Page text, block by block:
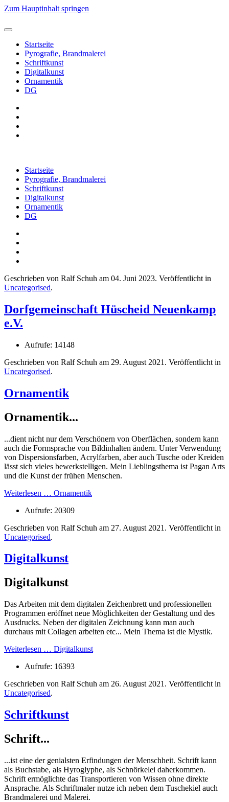
Zum Hauptinhalt springen
Startseite
Pyrografie, Brandmalerei
Schriftkunst
Digitalkunst
Ornamentik
DG
Startseite
Pyrografie, Brandmalerei
Schriftkunst
Digitalkunst
Ornamentik
DG
Geschrieben von Ralf Schuh am 04. Juni 2023. Veröffentlicht in
Uncategorised.
Dorfgemeinschaft Hüscheid Neuenkamp
e.V.
Aufrufe: 14148
Geschrieben von Ralf Schuh am 29. August 2021 . Veröffentlicht in
Uncategorised.
Ornamentik
Ornamentik...
...dient nicht nur dem Verschönern von Oberflächen, sondern kann
auch die Formsprache von Bildinhalten ändern. Unter Verwendung
von Dispersionsfarben, Acrylfarben, aber auch Tusche oder Kreiden
lässt sich vieles bewerkstelligen. Mein Lieblingsthema ist Pagan Arts
und die Kunst der frühen Menschen.
Weiterlesen … Ornamentik
Aufrufe: 20309
Geschrieben von Ralf Schuh am 27. August 2021 . Veröffentlicht in
Uncategorised.
Digitalkunst
Digitalkunst
Das Arbeiten mit dem digitalen Zeichenbrett und professionellen
Programmen eröffnet neue Möglichkeiten der Gestaltung und des
Ausdrucks. Neben der digitalen Zeichnung kann man auch
durchaus mit Collagen arbeiten etc... Mein Thema ist die Mystik.
Weiterlesen … Digitalkunst
Aufrufe: 16393
Geschrieben von Ralf Schuh am 26. August 2021 . Veröffentlicht in
Uncategorised.
Schriftkunst
Schrift...
...ist eine der genialsten Erfindungen der Menschheit. Schrift kann
als Buchstabe, als Hyroglyphe, als Schnörkelei daherkommen.
Schrift ermöglichte das Transportieren von Wissen ohne direkte
Ansprache. Als Schriftmaler nutze ich neben dem Tuschekiel auch
Brandmalerei und Malerei.